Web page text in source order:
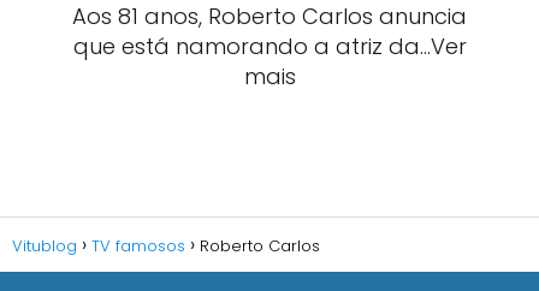
Aos 81 anos, Roberto Carlos anuncia
que está namorando a atriz da…Ver
mais
Vitublog TV famosos Roberto Carlos